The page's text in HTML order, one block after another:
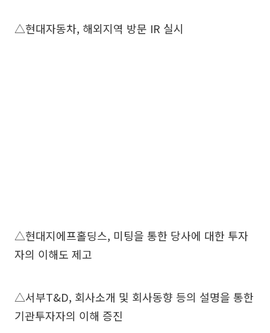
△현대자동차, 해외지역 방문 IR 실시
△현대지에프홀딩스, 미팅을 통한 당사에 대한 투자
자의 이해도 제고
△서부T&D, 회사소개 및 회사동향 등의 설명을 통한
기관투자자의 이해 증진